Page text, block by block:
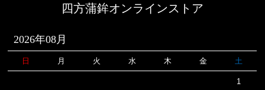
四方蒲鉾オンラインストア
2026年08月
日 月 火 水 木 金 土
1